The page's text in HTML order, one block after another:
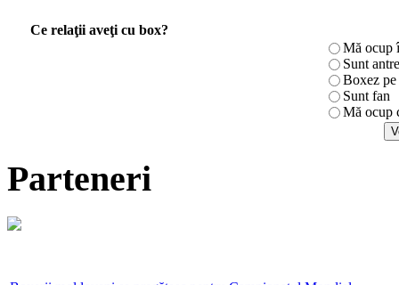
Ce relaţii aveţi cu box?
Mă ocup
Sunt
Boxez
Sunt fan
Mă ocup
Parteneri